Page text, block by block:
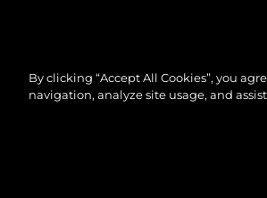
By clicking “Accept All Cookies”, you
navigation, analyze site usage, and